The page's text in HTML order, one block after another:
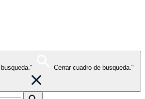
Cerrar cuadro de busqueda."